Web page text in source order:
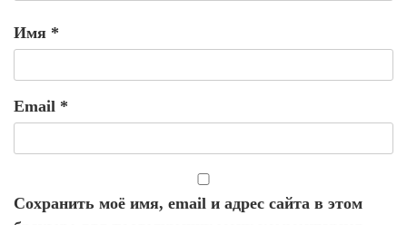
Имя *
Email *
Сохранить моё имя, email и адрес сайта в этом